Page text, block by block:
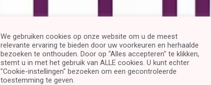
We gebruiken cookies op onze website om u de meest
relevante ervaring te bieden door uw voorkeuren en herhaalde
bezoeken te onthouden. Door op "Alles accepteren" te klikken,
stemt u in met het gebruik van ALLE cookies. U kunt echter
"Cookie-instellingen" bezoeken om een ​​gecontroleerde
toestemming te geven.